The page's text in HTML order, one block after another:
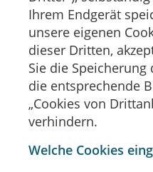
Ihrem Endgerät
unsere eigenen
dieser Dritten,
Sie die
die entsprechende
„Cookies von
verhindern.
Welche Cookies